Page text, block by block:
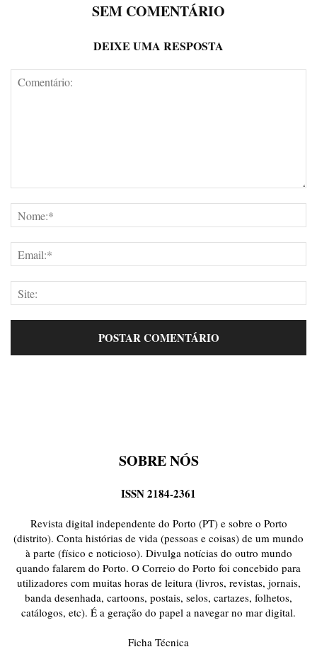
SEM COMENTÁRIO
DEIXE UMA RESPOSTA
SOBRE NÓS
ISSN 2184-2361
Revista digital independente do Porto (PT) e sobre o Porto
(distrito). Conta histórias de vida (pessoas e coisas) de um mundo
à parte (físico e noticioso). Divulga notícias do outro mundo
quando falarem do Porto. O Correio do Porto foi concebido para
utilizadores com muitas horas de leitura (livros, revistas, jornais,
banda desenhada, cartoons, postais, selos, cartazes, folhetos,
catálogos, etc). É a geração do papel a navegar no mar digital.
Ficha Técnica